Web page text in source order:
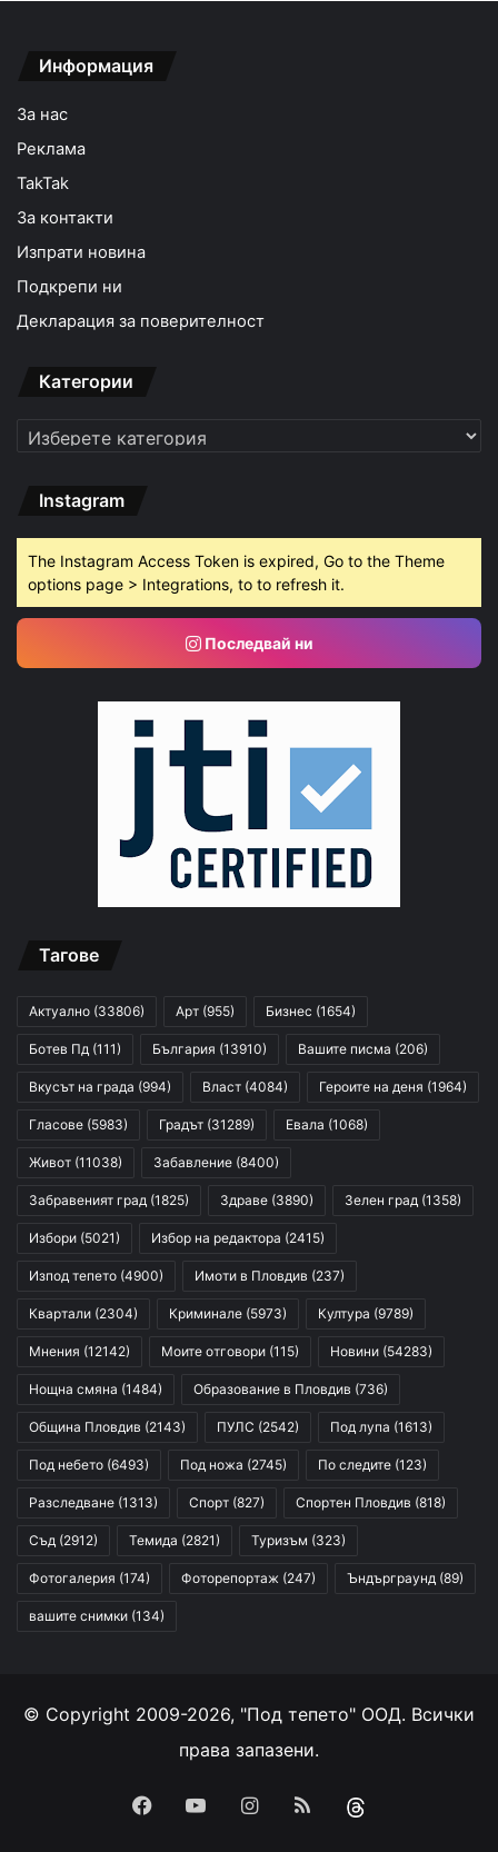
Информация
За нас
Реклама
TakTak
За контакти
Изпрати новина
Подкрепи ни
Декларация за поверителност
Категории
Категории
Instagram
The Instagram Access Token is expired, Go to the Theme
options page > Integrations, to to refresh it.
Последвай ни
Тагове
Актуално (33806) Арт (955) Бизнес (1654)
Ботев Пд (111) България (13910) Вашите писма (206)
Вкусът на града (994) Власт (4084) Героите на деня (1964)
Гласове (5983) Градът (31289) Евала (1068)
Живот (11038) Забавление (8400)
Забравеният град (1825) Здраве (3890) Зелен град (1358)
Избори (5021) Избор на редактора (2415)
Изпод тепето (4900) Имоти в Пловдив (237)
Квартали (2304) Криминале (5973) Култура (9789)
Мнения (12142) Моите отговори (115) Новини (54283)
Нощна смяна (1484) Образование в Пловдив (736)
Община Пловдив (2143) ПУЛС (2542) Под лупа (1613)
Под небето (6493) Под ножа (2745) По следите (123)
Разследване (1313) Спорт (827) Спортен Пловдив (818)
Съд (2912) Темида (2821) Туризъм (323)
Фотогалерия (174) Фоторепортаж (247) Ъндърграунд (89)
вашите снимки (134)
© Copyright 2009-2026, "Под тепето" ООД. Всички
права запазени.
Facebook
YouTubeInstagram
RSS